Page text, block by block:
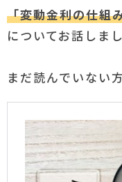
「変動金利の仕組
についてお話しまし
まだ読んでいない